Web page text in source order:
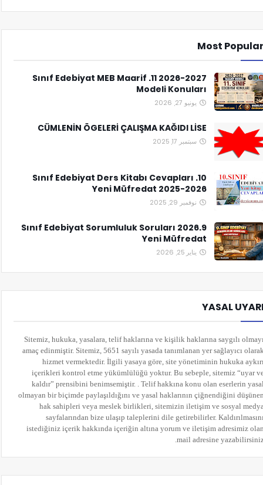
Most
2026-2027 11. Sınıf Edebiyat MEB Maarif
Modeli Konuları
يونيو 27, 2026
CÜMLENİN ÖGELERİ ÇALIŞMA KAĞIDI LİSE
سبتمبر 17, 2025
10. Sınıf Edebiyat Ders Kitabı Cevapları
Yeni Müfredat 2025-2026
نوفمبر 29, 2025
9.Sınıf Edebiyat Sorumluluk Soruları 2026
Yeni Müfredat
يناير 25, 2026
YASAL
Sitemiz, hukuka, yasalara, telif haklarına ve kişilik haklarına saygılı
amaç edinmiştir. Sitemiz, 5651 sayılı yasada tanımlanan yer sağlayıcı
hizmet vermektedir. İlgili yasaya göre, site yönetiminin hukuka
içerikleri kontrol etme yükümlülüğü yoktur. Bu sebeple, sitemiz “uyar
kaldır” prensibini benimsemiştir. . Telif hakkına konu olan eserlerin
olmayan bir biçimde paylaşıldığını ve yasal haklarının çiğnendiğini
hak sahipleri veya meslek birlikleri, sitemizin iletişim ve sosyal
sayfalarından bize ulaşıp taleplerini dile getirebilirler.
istediğiniz içerik hakkında içeriğin altına yorum ve iletişim adresimiz
mail adresine